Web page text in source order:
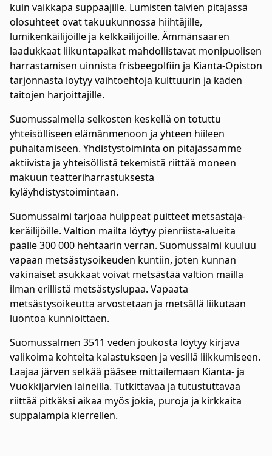
kuin vaikkapa suppaajille. Lumisten talvien pitäjässä
olosuhteet ovat takuukunnossa hiihtäjille,
lumikenkäilijöille ja kelkkailijoille. Ämmänsaaren
laadukkaat liikuntapaikat mahdollistavat monipuolisen
harrastamisen uinnista frisbeegolfiin ja Kianta-Opiston
tarjonnasta löytyy vaihtoehtoja kulttuurin ja käden
taitojen harjoittajille.
Suomussalmella selkosten keskellä on totuttu
yhteisölliseen elämänmenoon ja yhteen hiileen
puhaltamiseen. Yhdistystoiminta on pitäjässämme
aktiivista ja yhteisöllistä tekemistä riittää moneen
makuun teatteriharrastuksesta
kyläyhdistystoimintaan.
Suomussalmi tarjoaa hulppeat puitteet metsästäjä-
keräilijöille. Valtion mailta löytyy pienriista-alueita
päälle 300 000 hehtaarin verran. Suomussalmi kuuluu
vapaan metsästysoikeuden kuntiin, joten kunnan
vakinaiset asukkaat voivat metsästää valtion mailla
ilman erillistä metsästyslupaa. Vapaata
metsästysoikeutta arvostetaan ja metsällä liikutaan
luontoa kunnioittaen.
Suomussalmen 3511 veden joukosta löytyy kirjava
valikoima kohteita kalastukseen ja vesillä liikkumiseen.
Laajaa järven selkää pääsee mittailemaan Kianta- ja
Vuokkijärvien laineilla. Tutkittavaa ja tutustuttavaa
riittää pitkäksi aikaa myös jokia, puroja ja kirkkaita
suppalampia kierrellen.